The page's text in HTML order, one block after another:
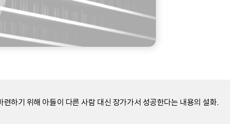
하기 위해 아들이 다른 사람 대신 장가가서 성공한다는 내용의 설화.